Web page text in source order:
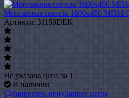
Монтажная панель 1600x450 МПМ-
Артикул: 31158DEK
Не указана цена за 1
В наличии
Запросить ценуЗапрос цены